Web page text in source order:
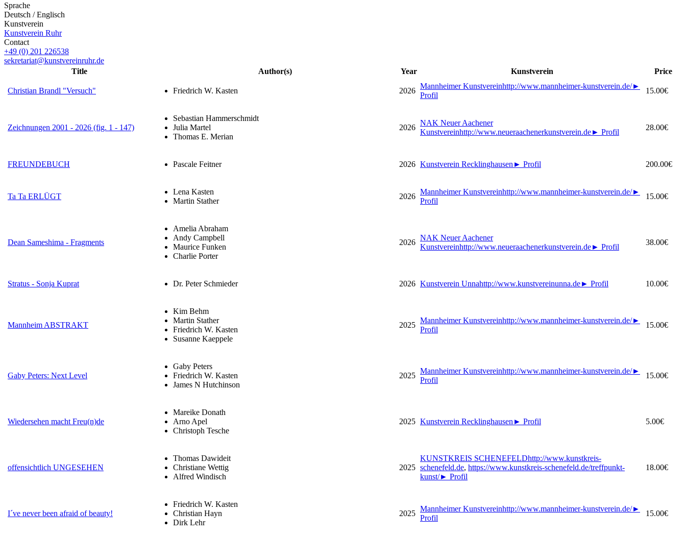
Sprache
Deutsch / Englisch
Kunstverein
Kunstverein Ruhr
Contact
+49 (0) 201 226538
sekretariat@kunstvereinruhr.de
Title
Author(s) Year Kunstverein Price
Christian Brandl "Versuch" Friedrich W. Kasten 2026
Mannheimer Kunstvereinhttp://www.mannheimer-kunstverein.de/►
Profil
15.00€
Zeichnungen 2001 - 2026 (fig. 1 - 147)
Sebastian Hammerschmidt
Julia Martel
Thomas E. Merian
2026
NAK Neuer Aachener
Kunstvereinhttp://www.neueraachenerkunstverein.de► Profil
28.00€
FREUNDEBUCH Pascale Feitner 2026 Kunstverein Recklinghausen ► Profil 200.00€
Ta Ta ERLÜGT
Lena Kasten
Martin Stather
2026
Mannheimer Kunstvereinhttp://www.mannheimer-kunstverein.de/►
Profil
15.00€
Dean Sameshima - Fragments
Amelia Abraham
Andy Campbell
Maurice Funken
Charlie Porter
2026
NAK Neuer Aachener
Kunstvereinhttp://www.neueraachenerkunstverein.de► Profil
38.00€
Stratus - Sonja Kuprat Dr. Peter Schmieder 2026 Kunstverein Unnahttp://www.kunstvereinunna.de► Profil 10.00€
Mannheim ABSTRAKT
Kim Behm
Martin Stather
Friedrich W. Kasten
Susanne Kaeppele
2025
Mannheimer Kunstvereinhttp://www.mannheimer-kunstverein.de/►
Profil
15.00€
Gaby Peters: Next Level
Gaby Peters
Friedrich W. Kasten
James N Hutchinson
2025
Mannheimer Kunstvereinhttp://www.mannheimer-kunstverein.de/►
Profil
15.00€
Wiedersehen macht Freu(n)de
Mareike Donath
Arno Apel
Christoph Tesche
2025 Kunstverein Recklinghausen ► Profil 5.00€
offensichtlich UNGESEHEN
Thomas Dawideit
Christiane Wettig
Alfred Windisch
2025
KUNSTKREIS SCHENEFELDhttp://www.kunstkreis-
schenefeld.de, https://www.kunstkreis-schenefeld.de/treffpunkt-
kunst/► Profil
18.00€
I´ve never been afraid of beauty!
Friedrich W. Kasten
Christian Hayn
Dirk Lehr
2025
Mannheimer Kunstvereinhttp://www.mannheimer-kunstverein.de/►
Profil
15.00€